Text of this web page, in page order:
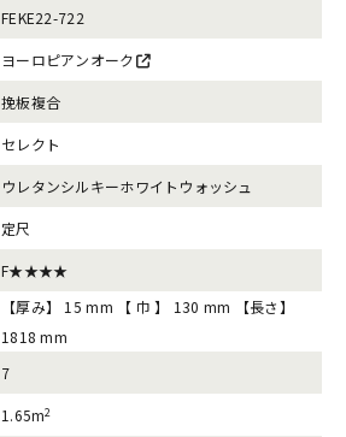
FEKE22-722
ヨーロピアンオーク
挽板複合
セレクト
ウレタンシルキーホワイトウォッシュ
定尺
F★★★★
【厚み】 15 mm 【 巾 】 130 mm 【長さ】
1818 mm
7
1.65m2